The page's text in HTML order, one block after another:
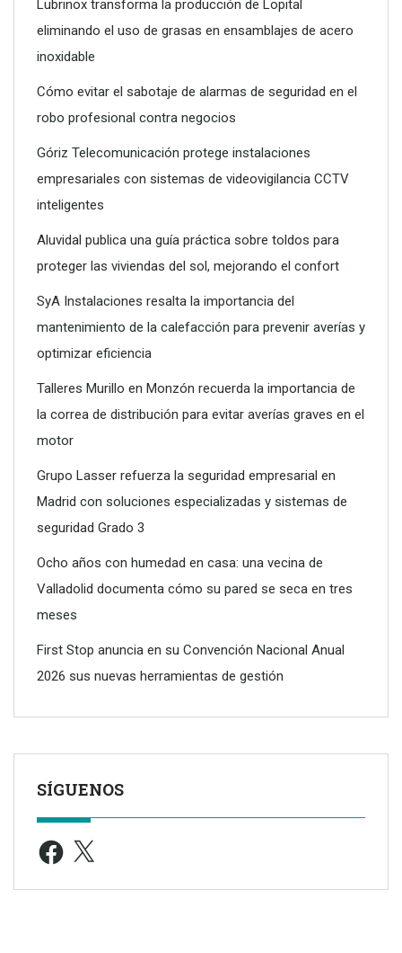
Lubrinox transforma la producción de Lopital
eliminando el uso de grasas en ensamblajes de acero
inoxidable
Cómo evitar el sabotaje de alarmas de seguridad en el
robo profesional contra negocios
Góriz Telecomunicación protege instalaciones
empresariales con sistemas de videovigilancia CCTV
inteligentes
Aluvidal publica una guía práctica sobre toldos para
proteger las viviendas del sol, mejorando el confort
SyA Instalaciones resalta la importancia del
mantenimiento de la calefacción para prevenir averías y
optimizar eficiencia
Talleres Murillo en Monzón recuerda la importancia de
la correa de distribución para evitar averías graves en el
motor
Grupo Lasser refuerza la seguridad empresarial en
Madrid con soluciones especializadas y sistemas de
seguridad Grado 3
Ocho años con humedad en casa: una vecina de
Valladolid documenta cómo su pared se seca en tres
meses
First Stop anuncia en su Convención Nacional Anual
2026 sus nuevas herramientas de gestión
SÍGUENOS
Facebook
X